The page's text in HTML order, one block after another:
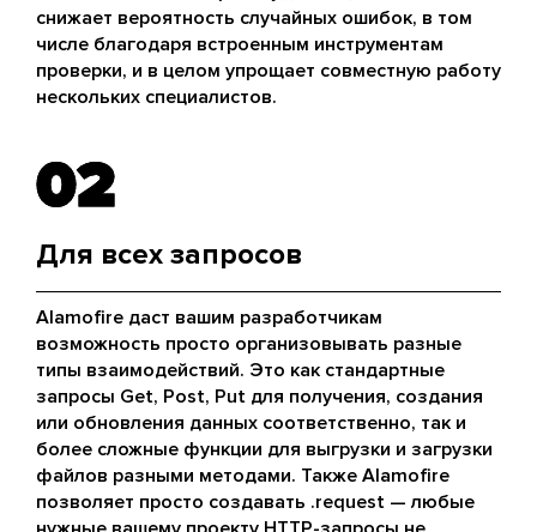
снижает вероятность случайных ошибок, в том
числе благодаря встроенным инструментам
проверки, и в целом упрощает совместную работу
нескольких специалистов.
02
02
Для всех запросов
Alamofire даст вашим разработчикам
возможность просто организовывать разные
типы взаимодействий. Это как стандартные
запросы Get, Post, Put для получения, создания
или обновления данных соответственно, так и
более сложные функции для выгрузки и загрузки
файлов разными методами. Также Alamofire
позволяет просто создавать .request — любые